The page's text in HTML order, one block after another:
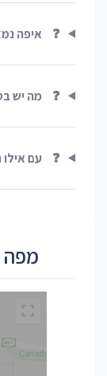
❓ איפה
❓ מה יש
❓ עם אילו
מפה